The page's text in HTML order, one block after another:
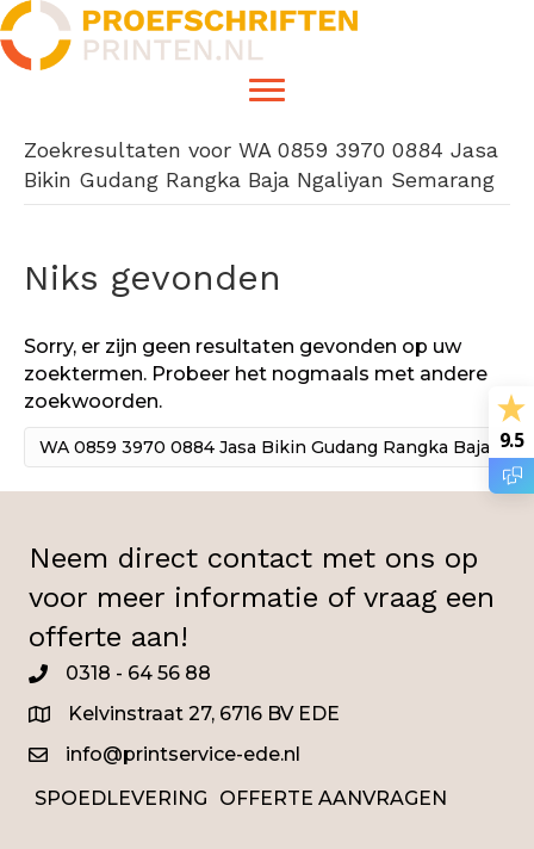
Zoekresultaten voor WA 0859 3970 0884 Jasa
Bikin Gudang Rangka Baja Ngaliyan Semarang
Niks gevonden
Sorry, er zijn geen resultaten gevonden op uw
zoektermen. Probeer het nogmaals met andere
zoekwoorden.
Neem direct contact met ons op
voor meer informatie of vraag een
offerte aan!
03450318 - 64 56 88
Kelvinstraat 27, 6716 BV EDE
info@printservice-ede.nl
SPOEDLEVERING
OFFERTE AANVRAGEN
9.5